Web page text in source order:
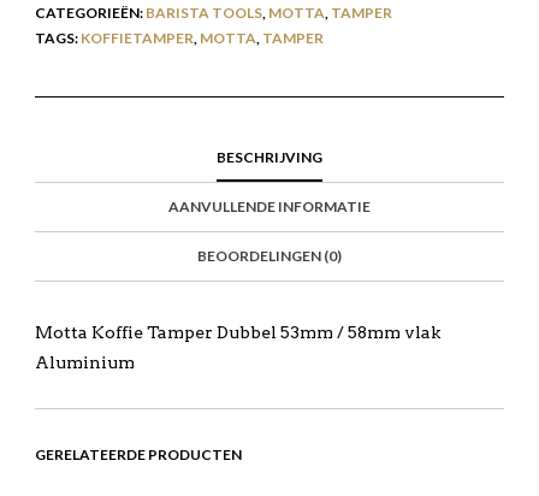
CATEGORIEËN: BARISTA TOOLS, MOTTA, TAMPER
TAGS: KOFFIETAMPER, MOTTA, TAMPER
BESCHRIJVING
AANVULLENDE INFORMATIE
BEOORDELINGEN (0)
Motta Koffie Tamper Dubbel 53mm / 58mm vlak
Aluminium
GERELATEERDE PRODUCTEN